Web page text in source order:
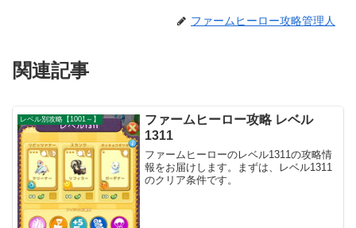
ファームヒーロー攻略管理人
関連記事
レベル別攻略【1001～】
ファームヒーロー攻略 レベル
1311
ファームヒーローのレベル1311の攻略情
報をお届けします。まずは、レベル1311
のクリア条件です。